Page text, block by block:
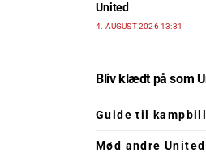
United
4. AUGUST 2026 13:31
Bliv klædt på som
Guide til
Mød andre